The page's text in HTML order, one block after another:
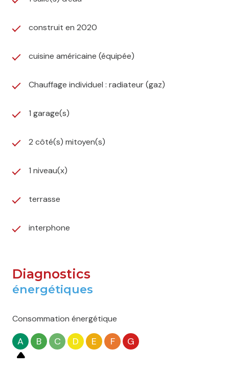
une opportunité rare pour une vie de famille
Une maison clé en main, moderne et
exposé sont disponibles sur le site
construit en 2020
cuisine américaine (équipée)
Chauffage individuel : radiateur (gaz)
1 garage(s)
2 côté(s) mitoyen(s)
1 niveau(x)
terrasse
interphone
Diagnostics
énergétiques
Consommation énergétique
A B C D E F G